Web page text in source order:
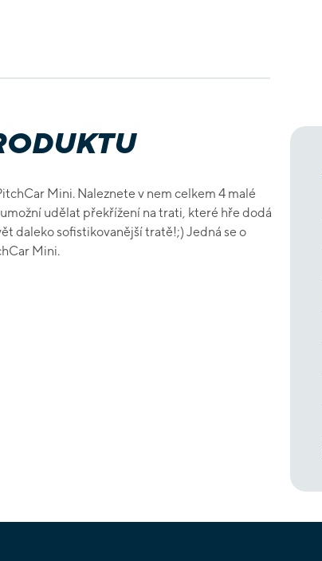
Mini. Naleznete v nem celkem 4 malé
udělat překřížení na trati, které hře dodá
daleko sofistikovanější tratě!;) Jedná se o
Mini.